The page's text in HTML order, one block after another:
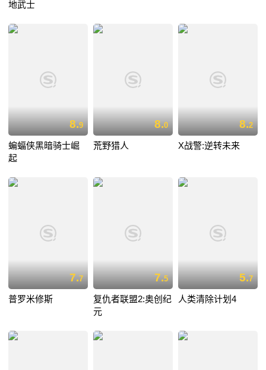
地武士
8.9
蝙蝠侠黑暗骑士崛
起
8.0
荒野猎人
8.2
X战警:逆转未来
7.7
普罗米修斯
7.5
复仇者联盟2:奥创纪
元
5.7
人类清除计划4